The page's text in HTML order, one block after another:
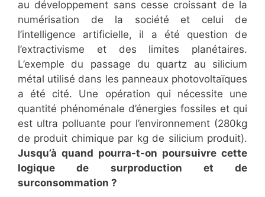
au développement sans cesse croissant de la
numérisation de la société et celui de
l’intelligence artificielle, il a été question de
l’extractivisme et des limites planétaires.
L’exemple du passage du quartz au silicium
métal utilisé dans les panneaux photovoltaïques
a été cité. Une opération qui nécessite une
quantité phénoménale d’énergies fossiles et qui
est ultra polluante pour l’environnement (280kg
de produit chimique par kg de silicium produit).
Jusqu’à quand pourra-t-on poursuivre cette
logique de surproduction et de
surconsommation ?